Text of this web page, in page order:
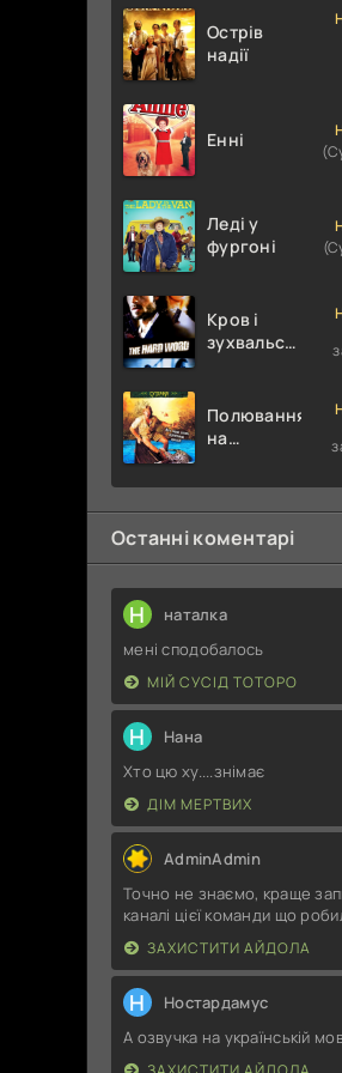
Острів
надії
Енні
Леді у
фургоні
Кров і
зухвальство
Полювання
на
Сутичка
Останні коментарі
Н наталка
мені сподобалось
МІЙ СУСІД ТОТОРО
Н Нана
Хто цю ху....знімає
ДІМ МЕРТВИХ
AdminAdmin
Точно не знаємо, краще
каналі цієї команди що
ЗАХИСТИТИ АЙДОЛА
Н Ностардамус
А озвучка на українській